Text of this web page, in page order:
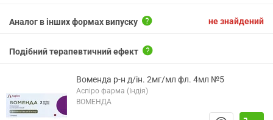
не знайдений
Аналог в інших формах випуску
Подібний терапевтичний ефект
Воменда р-н д/ін. 2мг/мл фл. 4мл №5
Аспіро фарма (Індія)
ВОМЕНДА